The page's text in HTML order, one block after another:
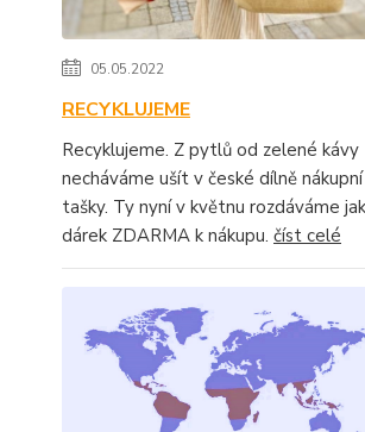
05.05.2022
RECYKLUJEME
Recyklujeme. Z pytlů od zelené kávy
necháváme ušít v české dílně nákupní
tašky. Ty nyní v květnu rozdáváme
dárek ZDARMA k nákupu. číst celé